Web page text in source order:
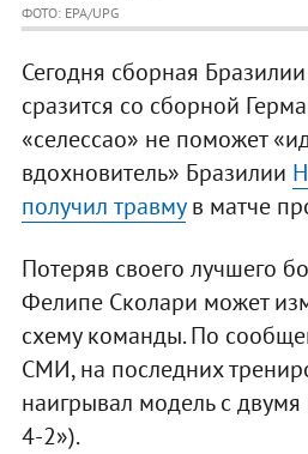
ФОТО: EPA/UPG
Сегодня сборная
сразится со сборной
«селессао» не поможет
вдохновитель» Бразилии
получил травмув матче
Потеряв своего лучшего
Фелипе Сколари может
схему команды. По
СМИ, на последних
наигрывал модель с
4-2»).